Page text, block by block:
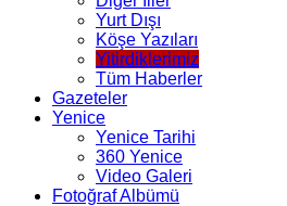
Yurt Dışı
Köşe Yazıları
Yitirdiklerimiz
Tüm Haberler
Gazeteler
Yenice
Yenice Tarihi
360 Yenice
Video Galeri
Fotoğraf Albümü